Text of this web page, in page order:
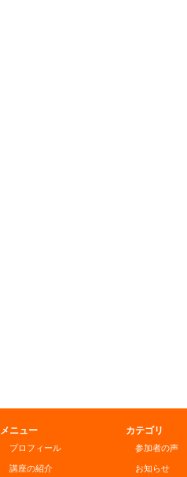
メニュー
プロフィール
講座の紹介
カテゴリ
参加者の声
お知らせ